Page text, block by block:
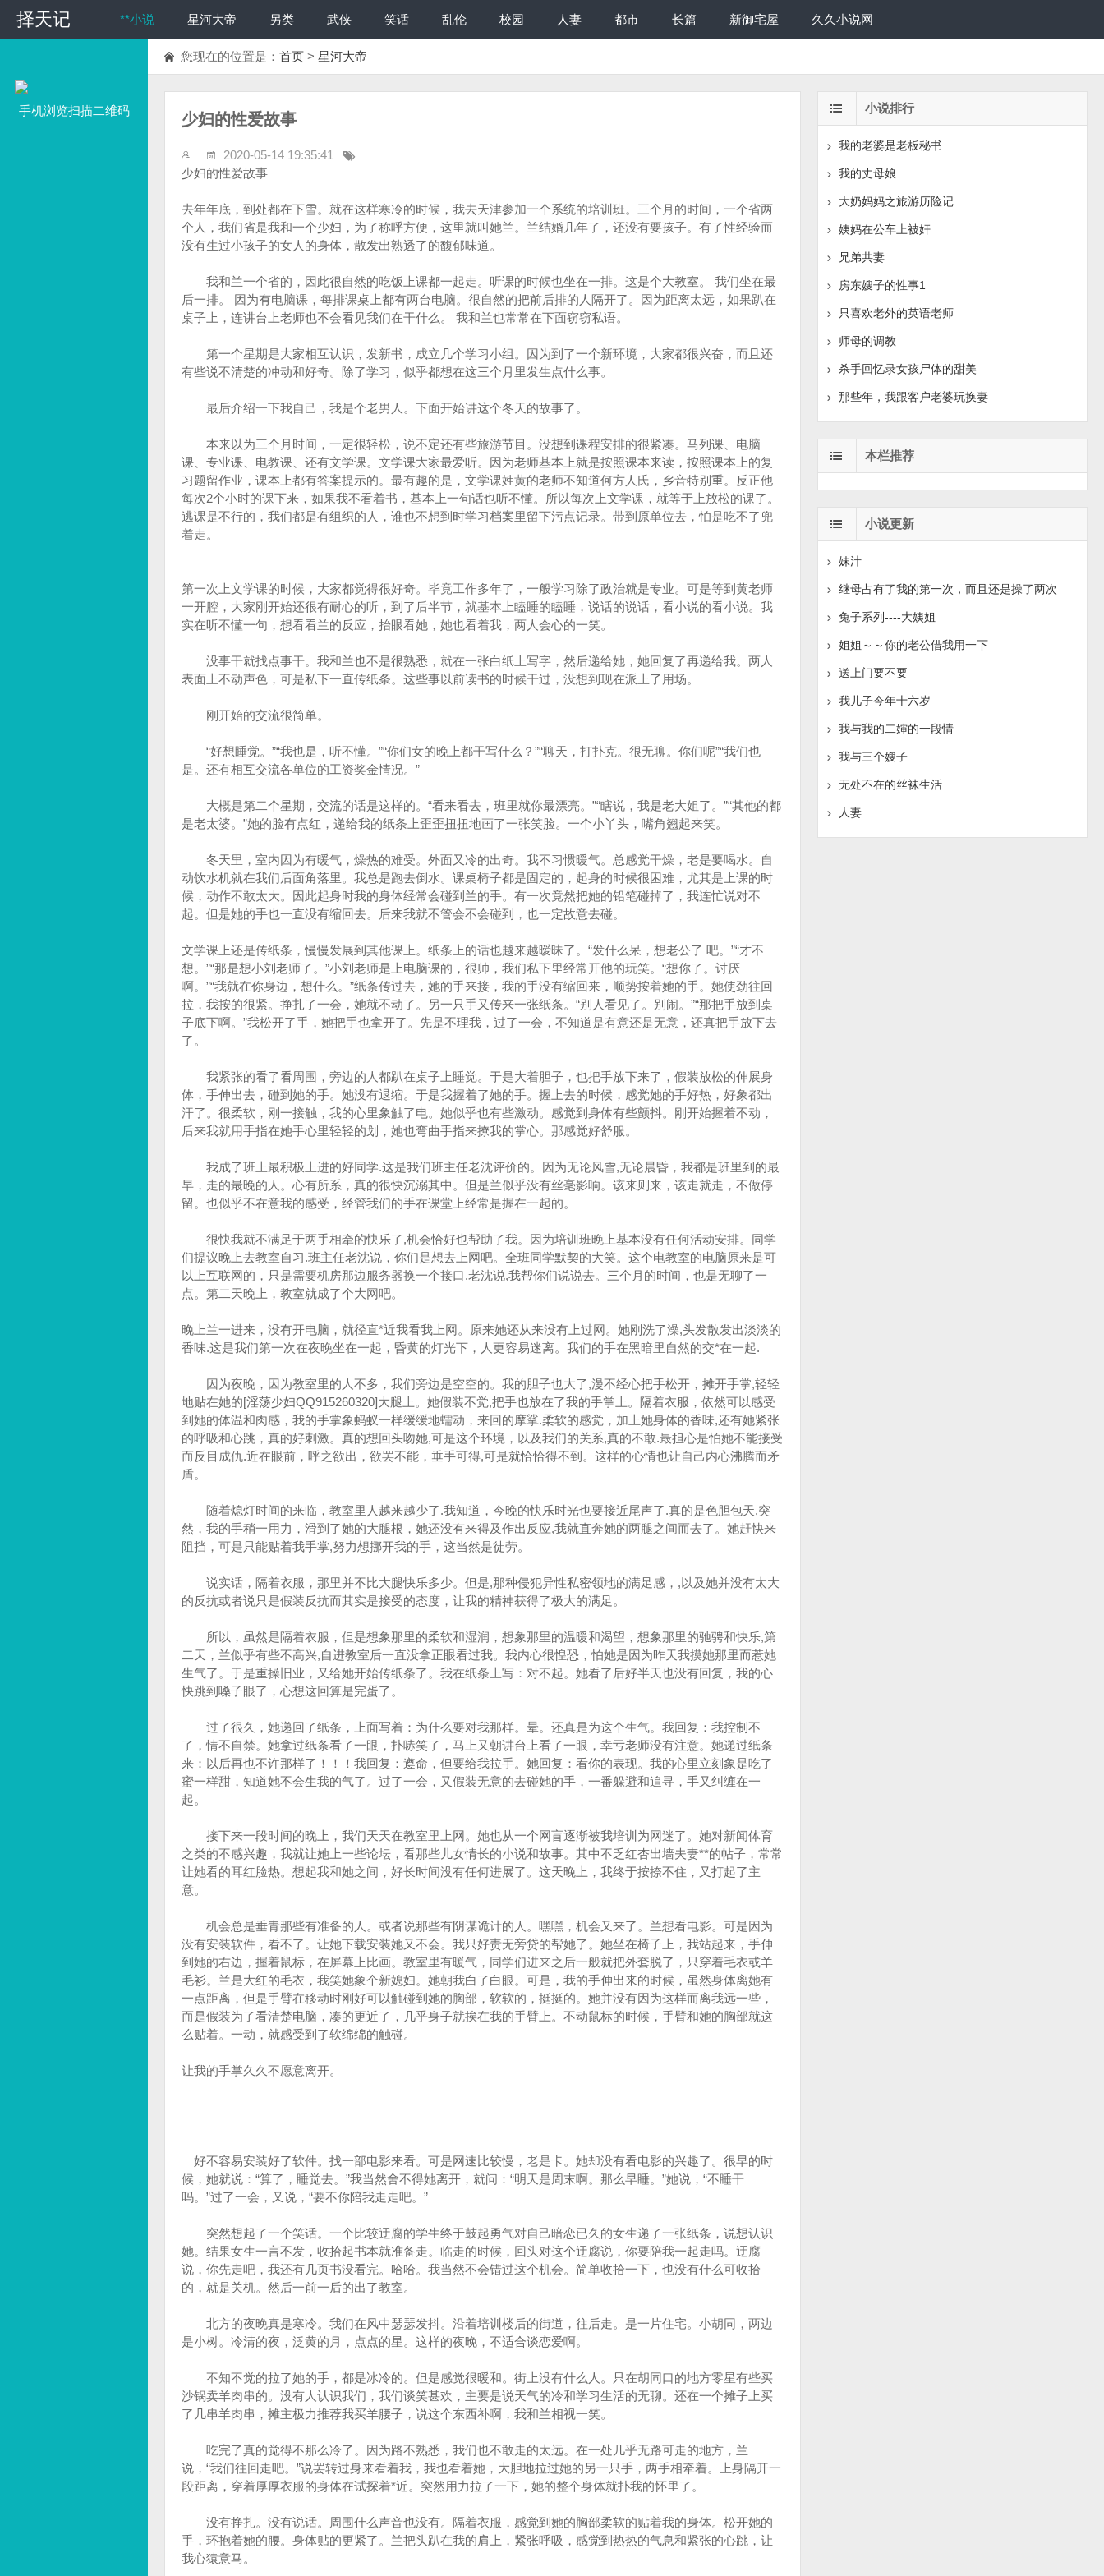
择天记 **小说 星河大帝 另类 武侠 笑话 乱伦 校园 人妻 都市 长篇 新御宅屋 久久小说网
手机浏览扫描二维码
您现在的位置是： 首页 > 星河大帝
少妇的性爱故事
2020-05-14 19:35:41
少妇的性爱故事
去年年底，到处都在下雪。就在这样寒冷的时候，我去天津参加一个系统的培训班。三个月的时间，一个省两
个人，我们省是我和一个少妇，为了称呼方便，这里就叫她兰。兰结婚几年了，还没有要孩子。有了性经验而
没有生过小孩子的女人的身体，散发出熟透了的馥郁味道。
我和兰一个省的，因此很自然的吃饭上课都一起走。听课的时候也坐在一排。这是个大教室。 我们坐在最
后一排。 因为有电脑课，每排课桌上都有两台电脑。很自然的把前后排的人隔开了。因为距离太远，如果趴在
桌子上，连讲台上老师也不会看见我们在干什么。 我和兰也常常在下面窃窃私语。
第一个星期是大家相互认识，发新书，成立几个学习小组。因为到了一个新环境，大家都很兴奋，而且还
有些说不清楚的冲动和好奇。除了学习，似乎都想在这三个月里发生点什么事。
最后介绍一下我自己，我是个老男人。下面开始讲这个冬天的故事了。
本来以为三个月时间，一定很轻松，说不定还有些旅游节目。没想到课程安排的很紧凑。马列课、电脑
课、专业课、电教课、还有文学课。文学课大家最爱听。因为老师基本上就是按照课本来读，按照课本上的复
习题留作业，课本上都有答案提示的。最有趣的是，文学课姓黄的老师不知道何方人氏，乡音特别重。反正他
每次2个小时的课下来，如果我不看着书，基本上一句话也听不懂。所以每次上文学课，就等于上放松的课了。
逃课是不行的，我们都是有组织的人，谁也不想到时学习档案里留下污点记录。带到原单位去，怕是吃不了兜
着走。
第一次上文学课的时候，大家都觉得很好奇。毕竟工作多年了，一般学习除了政治就是专业。可是等到黄老师
一开腔，大家刚开始还很有耐心的听，到了后半节，就基本上瞌睡的瞌睡，说话的说话，看小说的看小说。我
实在听不懂一句，想看看兰的反应，抬眼看她，她也看着我，两人会心的一笑。
没事干就找点事干。我和兰也不是很熟悉，就在一张白纸上写字，然后递给她，她回复了再递给我。两人
表面上不动声色，可是私下一直传纸条。这些事以前读书的时候干过，没想到现在派上了用场。
刚开始的交流很简单。
“好想睡觉。”“我也是，听不懂。”“你们女的晚上都干写什么？”“聊天，打扑克。很无聊。你们呢”“我们也
是。还有相互交流各单位的工资奖金情况。”
大概是第二个星期，交流的话是这样的。“看来看去，班里就你最漂亮。”“瞎说，我是老大姐了。”“其他的都
是老太婆。”她的脸有点红，递给我的纸条上歪歪扭扭地画了一张笑脸。一个小丫头，嘴角翘起来笑。
冬天里，室内因为有暖气，燥热的难受。外面又冷的出奇。我不习惯暖气。总感觉干燥，老是要喝水。自
动饮水机就在我们后面角落里。我总是跑去倒水。课桌椅子都是固定的，起身的时候很困难，尤其是上课的时
候，动作不敢太大。因此起身时我的身体经常会碰到兰的手。有一次竟然把她的铅笔碰掉了，我连忙说对不
起。但是她的手也一直没有缩回去。后来我就不管会不会碰到，也一定故意去碰。
文学课上还是传纸条，慢慢发展到其他课上。纸条上的话也越来越暧昧了。“发什么呆，想老公了 吧。”“才不
想。”“那是想小刘老师了。”小刘老师是上电脑课的，很帅，我们私下里经常开他的玩笑。“想你了。讨厌
啊。”“我就在你身边，想什么。”纸条传过去，她的手来接，我的手没有缩回来，顺势按着她的手。她使劲往回
拉，我按的很紧。挣扎了一会，她就不动了。另一只手又传来一张纸条。“别人看见了。别闹。”“那把手放到桌
子底下啊。”我松开了手，她把手也拿开了。先是不理我，过了一会，不知道是有意还是无意，还真把手放下去
了。
我紧张的看了看周围，旁边的人都趴在桌子上睡觉。于是大着胆子，也把手放下来了，假装放松的伸展身
体，手伸出去，碰到她的手。她没有退缩。于是我握着了她的手。握上去的时候，感觉她的手好热，好象都出
汗了。很柔软，刚一接触，我的心里象触了电。她似乎也有些激动。感觉到身体有些颤抖。刚开始握着不动，
后来我就用手指在她手心里轻轻的划，她也弯曲手指来撩我的掌心。那感觉好舒服。
我成了班上最积极上进的好同学.这是我们班主任老沈评价的。因为无论风雪,无论晨昏，我都是班里到的最
早，走的最晚的人。心有所系，真的很快沉溺其中。但是兰似乎没有丝毫影响。该来则来，该走就走，不做停
留。也似乎不在意我的感受，经管我们的手在课堂上经常是握在一起的。
很快我就不满足于两手相牵的快乐了,机会恰好也帮助了我。因为培训班晚上基本没有任何活动安排。同学
们提议晚上去教室自习.班主任老沈说，你们是想去上网吧。全班同学默契的大笑。这个电教室的电脑原来是可
以上互联网的，只是需要机房那边服务器换一个接口.老沈说,我帮你们说说去。三个月的时间，也是无聊了一
点。第二天晚上，教室就成了个大网吧。
晚上兰一进来，没有开电脑，就径直*近我看我上网。原来她还从来没有上过网。她刚洗了澡,头发散发出淡淡的
香味.这是我们第一次在夜晚坐在一起，昏黄的灯光下，人更容易迷离。我们的手在黑暗里自然的交*在一起.
因为夜晚，因为教室里的人不多，我们旁边是空空的。我的胆子也大了,漫不经心把手松开，摊开手掌,轻轻
地贴在她的[淫荡少妇QQ915260320]大腿上。她假装不觉,把手也放在了我的手掌上。隔着衣服，依然可以感受
到她的体温和肉感，我的手掌象蚂蚁一样缓缓地蠕动，来回的摩挲.柔软的感觉，加上她身体的香味,还有她紧张
的呼吸和心跳，真的好刺激。真的想回头吻她,可是这个环境，以及我们的关系,真的不敢.最担心是怕她不能接受
而反目成仇.近在眼前，呼之欲出，欲罢不能，垂手可得,可是就恰恰得不到。这样的心情也让自己内心沸腾而矛
盾。
随着熄灯时间的来临，教室里人越来越少了.我知道，今晚的快乐时光也要接近尾声了.真的是色胆包天,突
然，我的手稍一用力，滑到了她的大腿根，她还没有来得及作出反应,我就直奔她的两腿之间而去了。她赶快来
阻挡，可是只能贴着我手掌,努力想挪开我的手，这当然是徒劳。
说实话，隔着衣服，那里并不比大腿快乐多少。但是,那种侵犯异性私密领地的满足感，,以及她并没有太大
的反抗或者说只是假装反抗而其实是接受的态度，让我的精神获得了极大的满足。
所以，虽然是隔着衣服，但是想象那里的柔软和湿润，想象那里的温暖和渴望，想象那里的驰骋和快乐,第
二天，兰似乎有些不高兴,自进教室后一直没拿正眼看过我。我内心很惶恐，怕她是因为昨天我摸她那里而惹她
生气了。于是重操旧业，又给她开始传纸条了。我在纸条上写：对不起。她看了后好半天也没有回复，我的心
快跳到嗓子眼了，心想这回算是完蛋了。
过了很久，她递回了纸条，上面写着：为什么要对我那样。晕。还真是为这个生气。我回复：我控制不
了，情不自禁。她拿过纸条看了一眼，扑哧笑了，马上又朝讲台上看了一眼，幸亏老师没有注意。她递过纸条
来：以后再也不许那样了！！！我回复：遵命，但要给我拉手。她回复：看你的表现。我的心里立刻象是吃了
蜜一样甜，知道她不会生我的气了。过了一会，又假装无意的去碰她的手，一番躲避和追寻，手又纠缠在一
起。
接下来一段时间的晚上，我们天天在教室里上网。她也从一个网盲逐渐被我培训为网迷了。她对新闻体育
之类的不感兴趣，我就让她上一些论坛，看那些儿女情长的小说和故事。其中不乏红杏出墙夫妻**的帖子，常常
让她看的耳红脸热。想起我和她之间，好长时间没有任何进展了。这天晚上，我终于按捺不住，又打起了主
意。
机会总是垂青那些有准备的人。或者说那些有阴谋诡计的人。嘿嘿，机会又来了。兰想看电影。可是因为
没有安装软件，看不了。让她下载安装她又不会。我只好责无旁贷的帮她了。她坐在椅子上，我站起来，手伸
到她的右边，握着鼠标，在屏幕上比画。教室里有暖气，同学们进来之后一般就把外套脱了，只穿着毛衣或羊
毛衫。兰是大红的毛衣，我笑她象个新媳妇。她朝我白了白眼。可是，我的手伸出来的时候，虽然身体离她有
一点距离，但是手臂在移动时刚好可以触碰到她的胸部，软软的，挺挺的。她并没有因为这样而离我远一些，
而是假装为了看清楚电脑，凑的更近了，几乎身子就挨在我的手臂上。不动鼠标的时候，手臂和她的胸部就这
么贴着。一动，就感受到了软绵绵的触碰。
让我的手掌久久不愿意离开。
好不容易安装好了软件。找一部电影来看。可是网速比较慢，老是卡。她却没有看电影的兴趣了。很早的时
候，她就说：“算了，睡觉去。”我当然舍不得她离开，就问：“明天是周末啊。那么早睡。”她说，“不睡干
吗。”过了一会，又说，“要不你陪我走走吧。”
突然想起了一个笑话。一个比较迂腐的学生终于鼓起勇气对自己暗恋已久的女生递了一张纸条，说想认识
她。结果女生一言不发，收拾起书本就准备走。临走的时候，回头对这个迂腐说，你要陪我一起走吗。迂腐
说，你先走吧，我还有几页书没看完。哈哈。我当然不会错过这个机会。简单收拾一下，也没有什么可收拾
的，就是关机。然后一前一后的出了教室。
北方的夜晚真是寒冷。我们在风中瑟瑟发抖。沿着培训楼后的街道，往后走。是一片住宅。小胡同，两边
是小树。冷清的夜，泛黄的月，点点的星。这样的夜晚，不适合谈恋爱啊。
不知不觉的拉了她的手，都是冰冷的。但是感觉很暖和。街上没有什么人。只在胡同口的地方零星有些买
沙锅卖羊肉串的。没有人认识我们，我们谈笑甚欢，主要是说天气的冷和学习生活的无聊。还在一个摊子上买
了几串羊肉串，摊主极力推荐我买羊腰子，说这个东西补啊，我和兰相视一笑。
吃完了真的觉得不那么冷了。因为路不熟悉，我们也不敢走的太远。在一处几乎无路可走的地方，兰
说，“我们往回走吧。”说罢转过身来看着我，我也看着她，大胆地拉过她的另一只手，两手相牵着。上身隔开一
段距离，穿着厚厚衣服的身体在试探着*近。突然用力拉了一下，她的整个身体就扑我的怀里了。
没有挣扎。没有说话。周围什么声音也没有。隔着衣服，感觉到她的胸部柔软的贴着我的身体。松开她的
手，环抱着她的腰。身体贴的更紧了。兰把头趴在我的肩上，紧张呼吸，感觉到热热的气息和紧张的心跳，让
我心猿意马。
小说排行
我的老婆是老板秘书
我的丈母娘
大奶妈妈之旅游历险记
姨妈在公车上被奸
兄弟共妻
房东嫂子的性事1
只喜欢老外的英语老师
师母的调教
杀手回忆录女孩尸体的甜美
那些年，我跟客户老婆玩换妻
本栏推荐
小说更新
妹汁
继母占有了我的第一次，而且还是操了两次
兔子系列----大姨姐
姐姐～～你的老公借我用一下
送上门要不要
我儿子今年十六岁
我与我的二婶的一段情
我与三个嫂子
无处不在的丝袜生活
人妻